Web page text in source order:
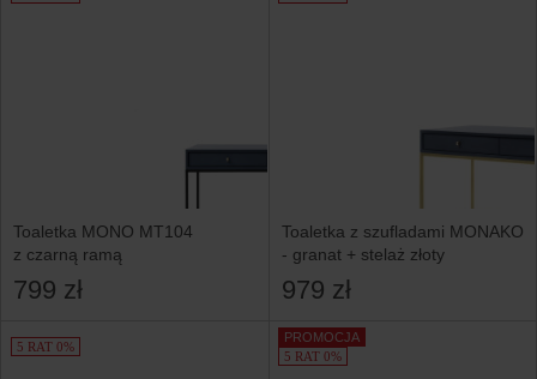
Toaletka MONO MT104
z czarną ramą
799 zł
Toaletka z szufladami MONAKO
- granat + stelaż złoty
979 zł
5 RAT 0%
PROMOCJA
5 RAT 0%